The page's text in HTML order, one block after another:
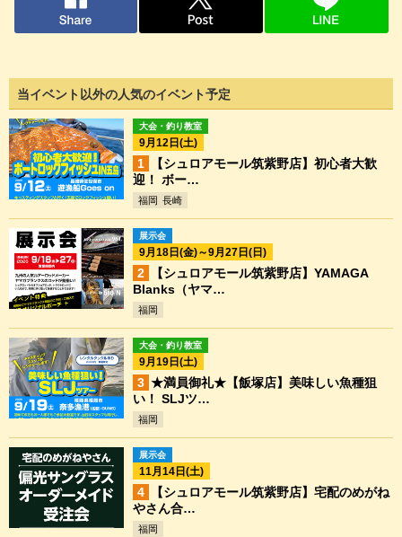
当イベント以外の人気のイベント予定
大会・釣り教室
9月12日(土)
【シュロアモール筑紫野店】初心者大歓
迎！ ボー…
福岡 長崎
展示会
9月18日(金)～9月27日(日)
【シュロアモール筑紫野店】YAMAGA
Blanks（ヤマ…
福岡
大会・釣り教室
9月19日(土)
★満員御礼★【飯塚店】美味しい魚種狙
い！ SLJツ…
福岡
展示会
11月14日(土)
【シュロアモール筑紫野店】宅配のめがね
やさん合…
福岡